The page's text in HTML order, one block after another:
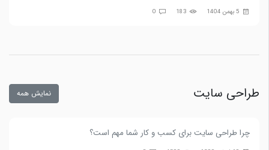
5 بهمن 1404 183
0
طراحی سایت نمایش همه
چرا طراحی سایت برای کسب و کار شما مهم است؟